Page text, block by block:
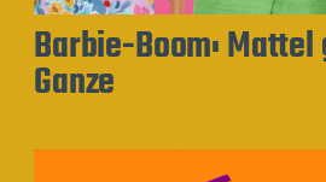
Barbie-Boom:
Ganze